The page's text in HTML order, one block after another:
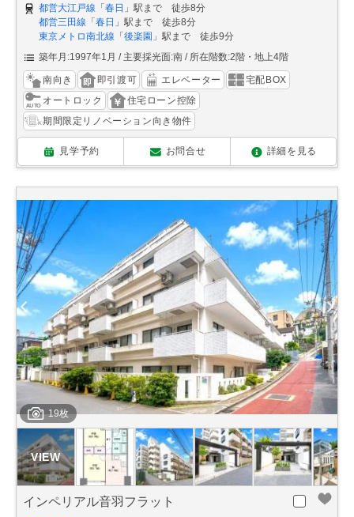
都営大江戸線 「春日 」駅まで 徒歩8分
都営三田線 「春日 」駅まで 徒歩8分
東京メトロ南北線 「後楽園 」駅まで 徒歩9分
築年月:1997年1月
主要採光面:南 所在階数:2階・地上4階
南向き 即引渡可 エレベーター
宅配BOX
オートロック
住宅ローン控除
期間限定リノベーション向き物件
見学予約 お問合せ 詳細を見る
19枚
インペリアル音羽フラット